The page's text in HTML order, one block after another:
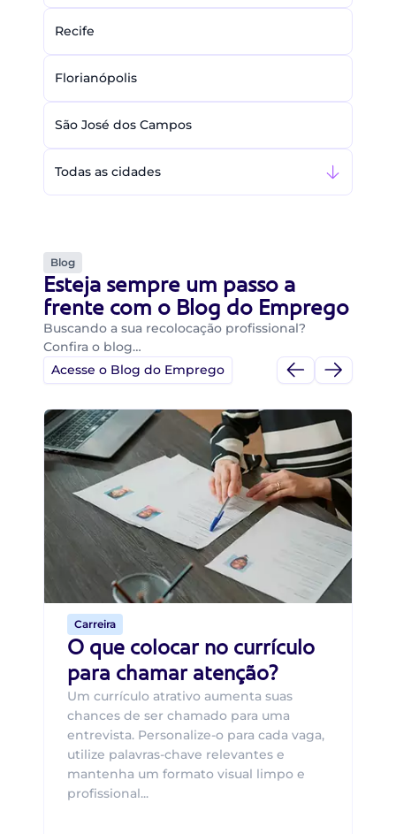
Recife
Florianópolis
São José dos Campos
Todas as cidades
Blog
Esteja sempre um passo a
frente com o Blog do Emprego
Buscando a sua recolocação profissional?
Confira o blog…
Acesse o Blog do Emprego
Carreira
O que colocar no currículo
para chamar atenção?
Um currículo atrativo aumenta suas
chances de ser chamado para uma
entrevista. Personalize-o para cada vaga,
utilize palavras-chave relevantes e
mantenha um formato visual limpo e
profissional...